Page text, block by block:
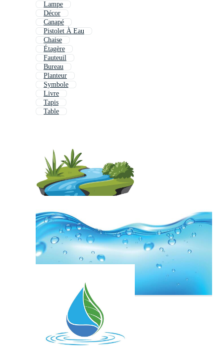
Lampe
Décor
Canapé
Pistolet À Eau
Chaise
Étagère
Fauteuil
Bureau
Planteur
Symbole
Livre
Tapis
Table